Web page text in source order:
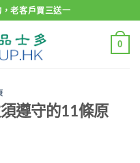
老客戶買三送一
0
遵守的11條原